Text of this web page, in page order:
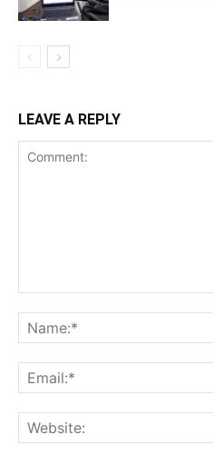
LEAVE A REPLY